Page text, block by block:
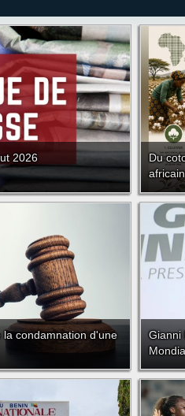
2026
Du
africain
condamnation d'une
Gianni